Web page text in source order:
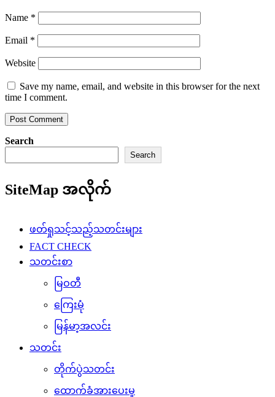
Name *
Email *
Website
Save my name, email, and website in this browser for the next
time I comment.
Search
Search
SiteMap အလိုက်
ဖတ်ရှုသင့်သည့်သတင်းများ
FACT CHECK
သတင်းစာ
မြဝတီ
ကြေးမုံ
မြန်မာ့အလင်း
သတင်း
တိုက်ပွဲသတင်း
ထောက်ခံအားပေးမှု